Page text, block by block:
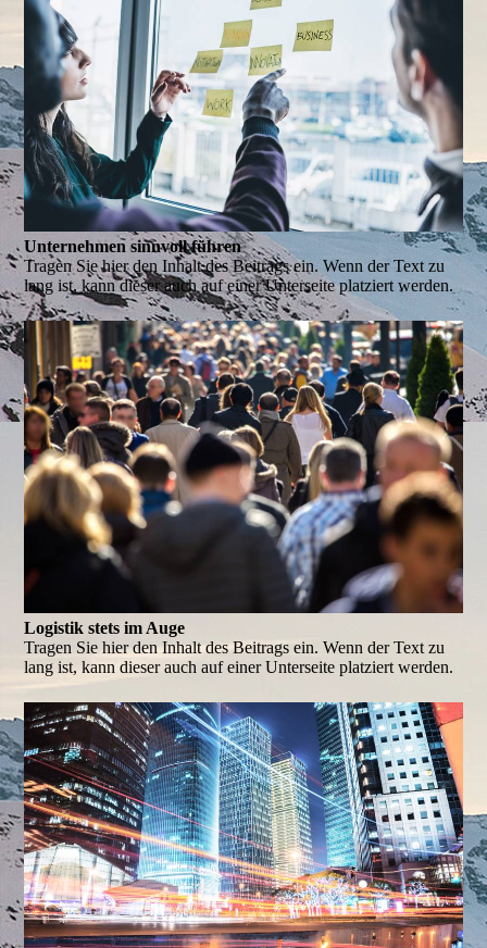
Unternehmen sinnvoll führen
Tragen Sie hier den Inhalt des Beitrags ein. Wenn der Text zu
lang ist, kann dieser auch auf einer Unterseite platziert werden.
Logistik stets im Auge
Tragen Sie hier den Inhalt des Beitrags ein. Wenn der Text zu
lang ist, kann dieser auch auf einer Unterseite platziert werden.